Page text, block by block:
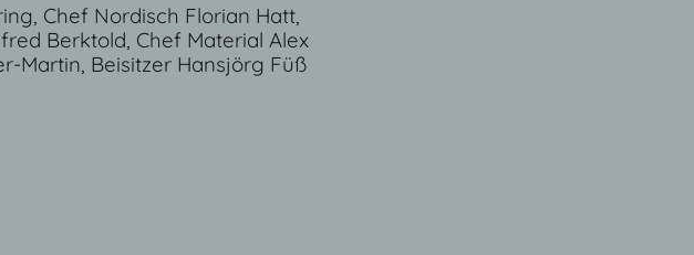
Chef Nordisch Florian Hatt,
Berktold, Chef Material Alex
Martin, Beisitzer Hansjörg Füß